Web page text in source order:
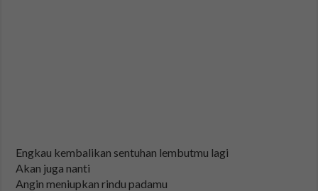
Engkau kembalikan sentuhan lembutmu lagi
Akan juga nanti
Angin meniupkan rindu padamu